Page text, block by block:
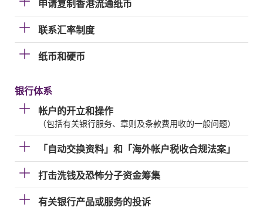
申请复制香港流通纸币
联系汇率制度
纸币和硬币
银行体系
帐户的开立和操作
（包括有关银行服务、章则及条款费用收的一般问题）
「自动交换资料」和「海外帐户税收合规法案」
打击洗钱及恐怖分子资金筹集
有关银行产品或服务的投诉